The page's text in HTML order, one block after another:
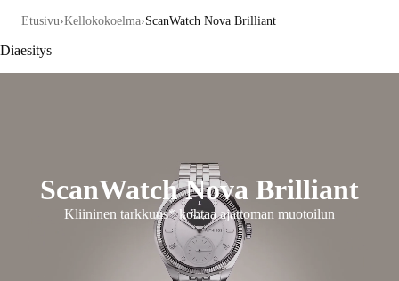
Etusivu Kellokokoelma ScanWatch Nova Brilliant
Diaesitys
ScanWatch Nova Brilliant
Kliininen tarkkuus* kohtaa ajattoman muotoilun